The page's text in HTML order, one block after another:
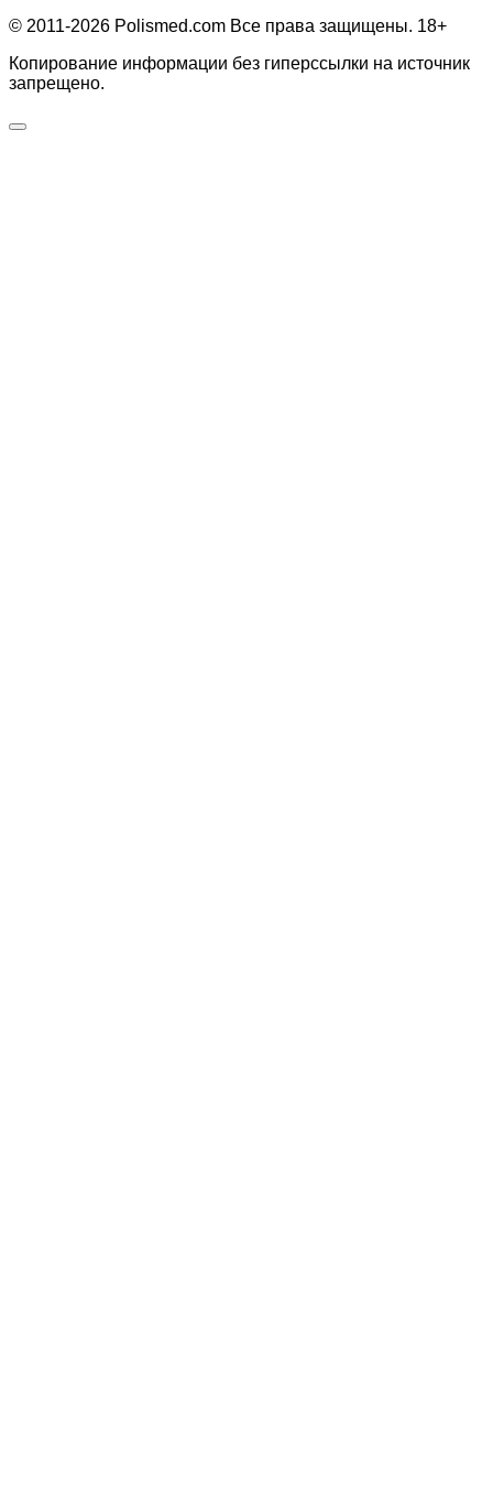
© 2011-2026 Polismed.com Все права защищены. 18+
Копирование информации без гиперссылки на источник
запрещено.